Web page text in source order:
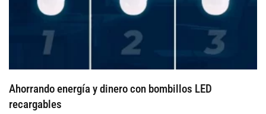
Ahorrando energía y dinero con bombillos LED
recargables